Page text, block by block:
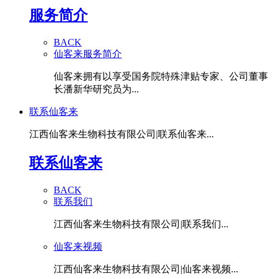
服务简介
BACK
仙客来服务简介
仙客来拥有以享受国务院特殊津贴专家、公司董事
长潘新华研究员为...
联系仙客来
江西仙客来生物科技有限公司|联系仙客来...
联系仙客来
BACK
联系我们
江西仙客来生物科技有限公司|联系我们...
仙客来视频
江西仙客来生物科技有限公司|仙客来视频...